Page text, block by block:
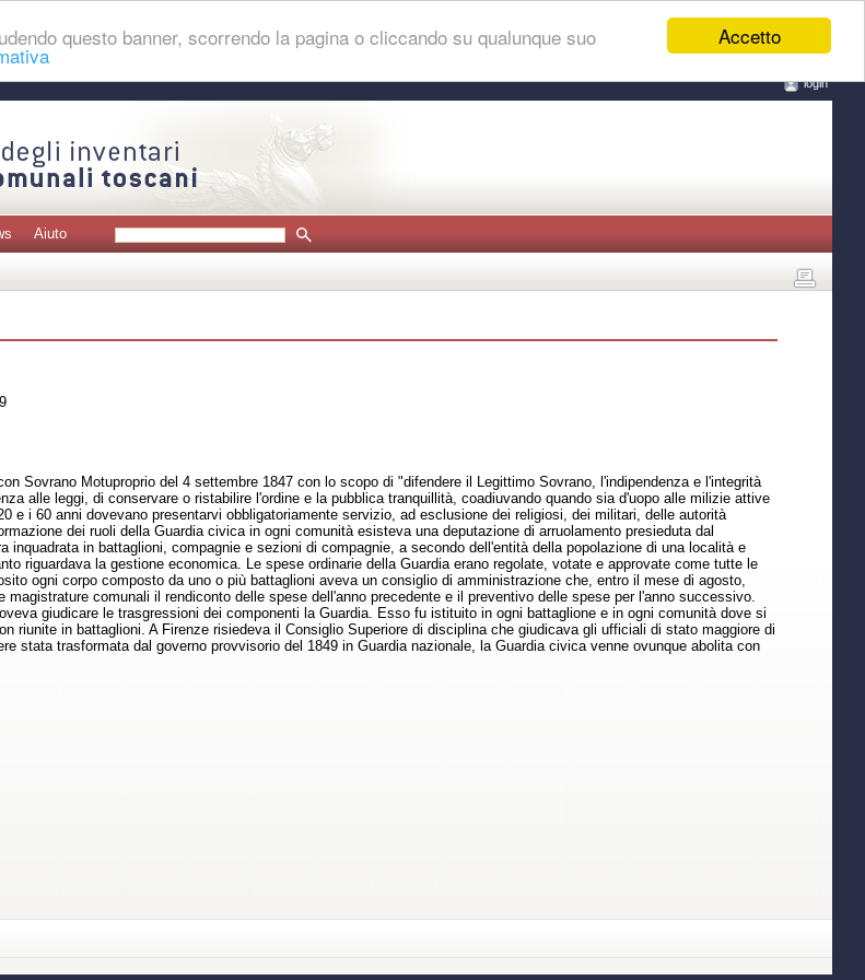
Accetto
questo banner, scorrendo la pagina o cliccando su qualunque suo
login
Aiuto
Sovrano Motuproprio del 4 settembre 1847 con lo scopo di "difendere il Legittimo Sovrano, l'indipendenza e l'integrità
alle leggi, di conservare o ristabilire l'ordine e la pubblica tranquillità, coadiuvando quando sia d'uopo alle milizie attive
e i 60 anni dovevano presentarvi obbligatoriamente servizio, ad esclusione dei religiosi, dei militari, delle autorità
dei ruoli della Guardia civica in ogni comunità esisteva una deputazione di arruolamento presieduta dal
inquadrata in battaglioni, compagnie e sezioni di compagnie, a secondo dell'entità della popolazione di una località e
riguardava la gestione economica. Le spese ordinarie della Guardia erano regolate, votate e approvate come tutte le
ogni corpo composto da uno o più battaglioni aveva un consiglio di amministrazione che, entro il mese di agosto,
magistrature comunali il rendiconto delle spese dell'anno precedente e il preventivo delle spese per l'anno successivo.
giudicare le trasgressioni dei componenti la Guardia. Esso fu istituito in ogni battaglione e in ogni comunità dove si
riunite in battaglioni. A Firenze risiedeva il Consiglio Superiore di disciplina che giudicava gli ufficiali di stato maggiore di
stata trasformata dal governo provvisorio del 1849 in Guardia nazionale, la Guardia civica venne ovunque abolita con